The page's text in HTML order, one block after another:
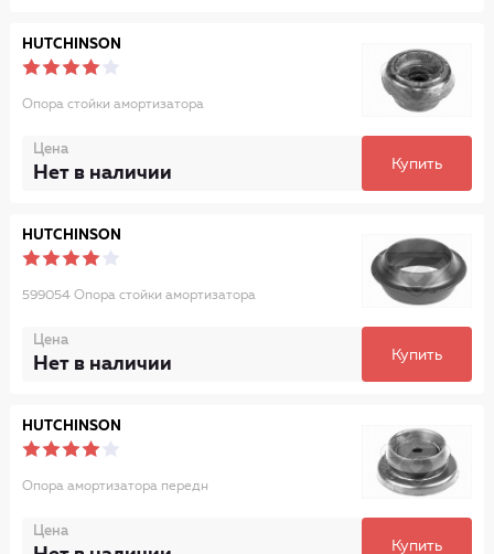
HUTCHINSON
Опора стойки амортизатора
Цена
Нет в наличии Купить
HUTCHINSON
599054 Опора стойки амортизатора
Цена
Нет в наличии Купить
HUTCHINSON
Опора амортизатора передн
Цена
Купить